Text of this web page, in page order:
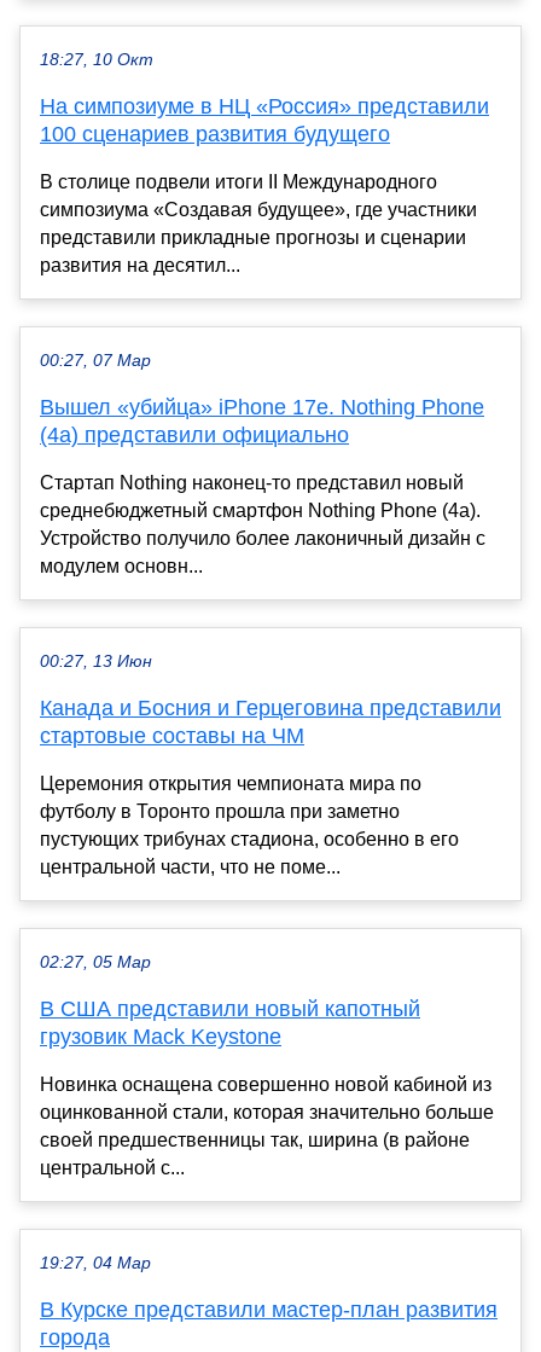
18:27, 10 Окт
На симпозиуме в НЦ «Россия» представили
100 сценариев развития будущего
В столице подвели итоги II Международного
симпозиума «Создавая будущее», где участники
представили прикладные прогнозы и сценарии
развития на десятил...
00:27, 07 Мар
Вышел «убийца» iPhone 17e. Nothing Phone
(4a) представили официально
Стартап Nothing наконец-то представил новый
среднебюджетный смартфон Nothing Phone (4a).
Устройство получило более лаконичный дизайн с
модулем основн...
00:27, 13 Июн
Канада и Босния и Герцеговина представили
стартовые составы на ЧМ
Церемония открытия чемпионата мира по
футболу в Торонто прошла при заметно
пустующих трибунах стадиона, особенно в его
центральной части, что не поме...
02:27, 05 Мар
В США представили новый капотный
грузовик Mack Keystone
Новинка оснащена совершенно новой кабиной из
оцинкованной стали, которая значительно больше
своей предшественницы так, ширина (в районе
центральной с...
19:27, 04 Мар
В Курске представили мастер-план развития
города